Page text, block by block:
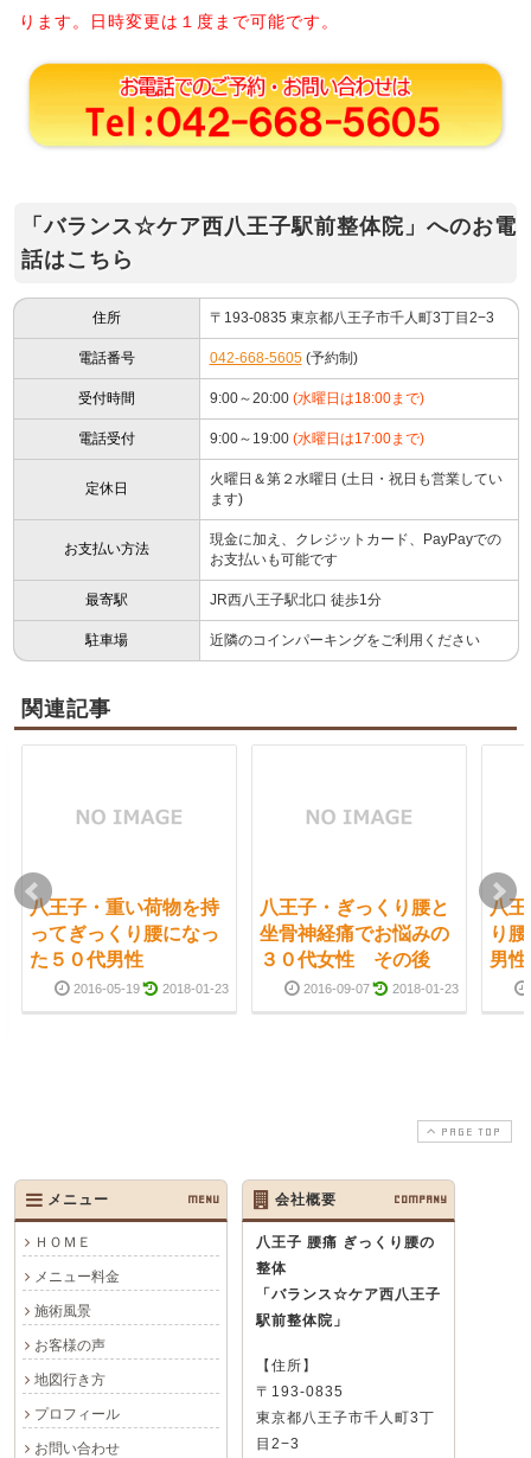
ります。日時変更は１度まで可能です。
「バランス☆ケア西八王子駅前整体院」へのお電
話はこちら
住所 〒193-0835 東京都八王子市千人町3丁目2−3
電話番号 042-668-5605(予約制)
受付時間 9:00～20:00 (水曜日は18:00まで)
電話受付 9:00～19:00 (水曜日は17:00まで)
定休日
火曜日＆第２水曜日 (土日・祝日も営業してい
ます)
お支払い方法
現金に加え、クレジットカード、PayPayでの
お支払いも可能です
最寄駅 JR西八王子駅北口 徒歩1分
駐車場 近隣のコインパーキングをご利用ください
関連記事
八王子・重い荷物を持
ってぎっくり腰になっ
た５０代男性
2016-05-19 2018-01-23
八王子・ぎっくり腰と
坐骨神経痛でお悩みの
３０代女性 その後
2016-09-07 2018-01-23
八
り
男
PAGE TOP
メニュー MENU
ＨＯＭＥ
メニュー料金
施術風景
お客様の声
地図行き方
プロフィール
お問い合わせ
会社概要 COMPANY
八王子 腰痛 ぎっくり腰の
整体
「バランス☆ケア西八王子
駅前整体院」
【住所】
〒193-0835
東京都八王子市千人町3丁
目2−3